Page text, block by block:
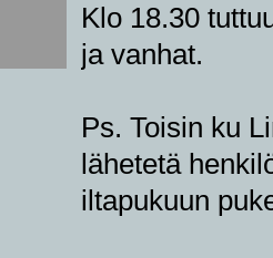
Klo 18.30
ja vanhat.
Ps. Toisin ku
lähetetä
iltapukuun